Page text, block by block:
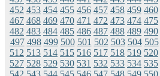
452 453 454 455 456 457 458 459 460
467 468 469 470 471 472 473 474 475
482 483 484 485 486 487 488 489 490
497 498 499 500 501 502 503 504 505
512 513 514 515 516 517 518 519 520
527 528 529 530 531 532 533 534 535
542 543 544 545 546 547 548 549 550